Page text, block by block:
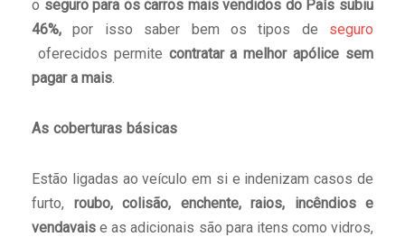
o seguro para os carros mais vendidos do País subiu
46%,por isso saber bem os tipos de seguro
oferecidos permite contratar a melhor apólice sem
pagar a mais.
As coberturas básicas
Estão ligadas ao veículo em si e indenizam casos de
furto, roubo, colisão, enchente, raios, incêndios e
vendavaise as adicionais são para itens como vidros,